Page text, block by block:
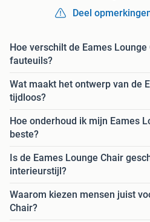
Deel
Hoe verschilt de Eames
fauteuils?
Wat maakt het ontwerp van de
tijdloos?
Hoe onderhoud ik mijn Eames
beste?
Is de Eames Lounge Chair
interieurstijl?
Waarom kiezen mensen juist
Chair?